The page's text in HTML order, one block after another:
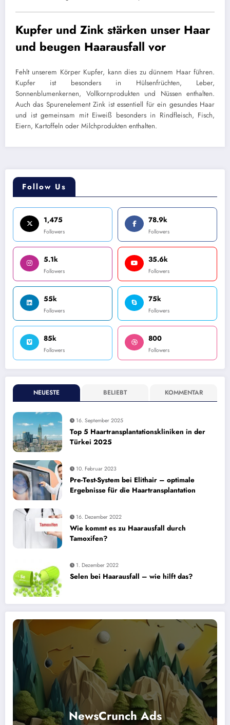
Kupfer und Zink stärken unser Haar
und beugen Haarausfall vor
Fehlt unserem Körper Kupfer, kann dies zu dünnem Haar führen.
Kupfer ist besonders in Hülsenfrüchten, Leber,
Sonnenblumenkernen, Vollkornprodukten und Nüssen enthalten.
Auch das Spurenelement Zink ist essentiell für ein gesundes Haar
und ist gemeinsam mit Eiweiß besonders in Rindfleisch, Fisch,
Eiern, Kartoffeln oder Milchprodukten enthalten.
Follow Us
1,475
Followers
78.9k
Followers
5.1k
Followers
35.6k
Followers
55k
Followers
75k
Followers
85k
Followers
800
Followers
NEUESTE BELIEBT KOMMENTAR
16. September 2025
Top 5 Haartransplantationskliniken in der
Türkei 2025
10. Februar 2023
Pre-Test-System bei Elithair – optimale
Ergebnisse für die Haartransplantation
16. Dezember 2022
Wie kommt es zu Haarausfall durch
Tamoxifen?
1. Dezember 2022
Selen bei Haarausfall – wie hilft das?
NewsCrunch Ads